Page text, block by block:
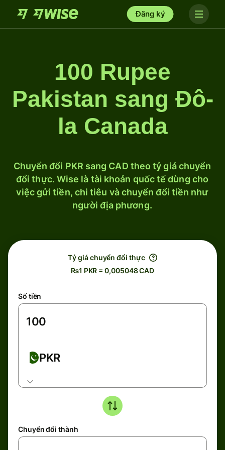
Đăng ký
100 Rupee
Pakistan sang Đô-
la Canada
Chuyển đổi PKR sang CAD theo tỷ giá chuyển
đổi thực. Wise là tài khoản quốc tế dùng cho
việc gửi tiền, chi tiêu và chuyển đổi tiền như
người địa phương.
Tỷ giá chuyển đổi thực
₨1 PKR = 0,005048 CAD
Số tiền
PKR
Chuyển đổi thành